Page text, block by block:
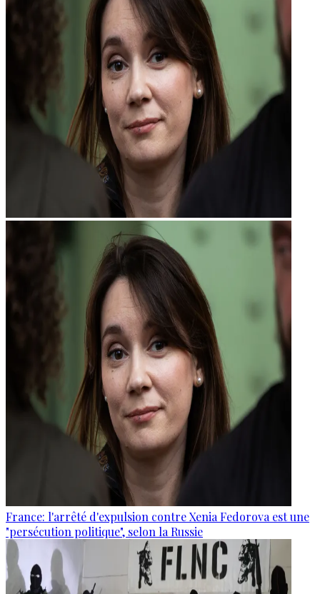
France: l'arrêté d'expulsion contre Xenia Fedorova est une
"persécution politique", selon la Russie